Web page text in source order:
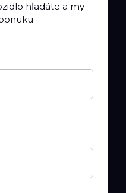
hľadáte a my